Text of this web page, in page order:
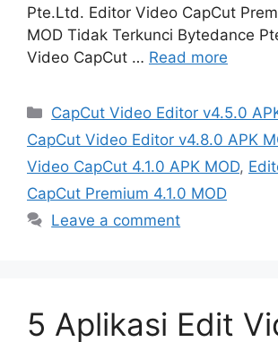
Pte.Ltd. Editor Video CapCut
MOD Tidak Terkunci Bytedance
Video CapCut … Read more
Categories
CapCut Video Editor v4.5.0
CapCut Video Editor v4.8.0 APK
Video CapCut 4.1.0 APK MOD,
CapCut Premium 4.1.0 MOD
Leave a comment
5 Aplikasi Edit